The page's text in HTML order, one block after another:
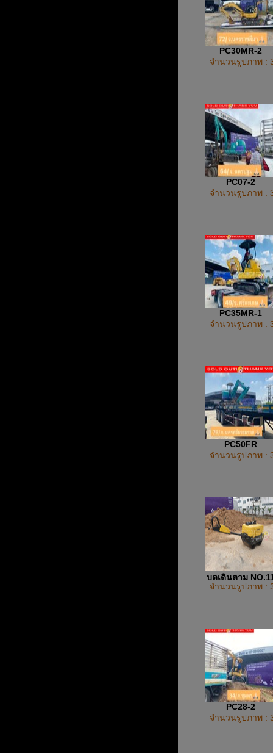
PC30MR-2
จำนวนรูปภาพ :
PC07-2
จำนวนรูปภาพ :
PC35MR-1
จำนวนรูปภาพ :
PC50FR
จำนวนรูปภาพ :
บดเดินตาม
จำนวนรูปภาพ :
PC28-2
จำนวนรูปภาพ :